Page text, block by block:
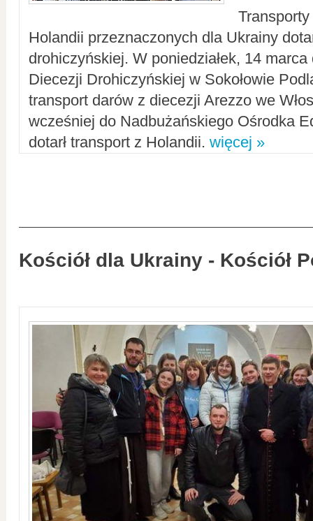
Holandii przeznaczonych dla Ukrainy
drohiczyńskiej. W poniedziałek, 14
Diecezji Drohiczyńskiej w Sokołowie
transport darów z diecezji Arezzo we
wcześniej do Nadbużańskiego Ośrodka
dotarł transport z Holandii. więcej »
Kościół dla Ukrainy - Kościół